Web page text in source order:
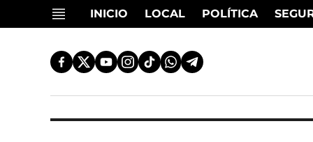
INICIO LOCAL POLÍTICA